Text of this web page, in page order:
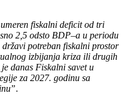
fiskalni deficit od tri
2,5 odsto BDP‒a u periodu
potreban fiskalni prostor
izbijanja kriza ili drugih
danas Fiskalni savet u
za 2027. godinu sa